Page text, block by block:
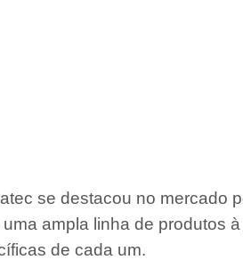
se destacou no mercado
ampla linha de produtos
de cada um.